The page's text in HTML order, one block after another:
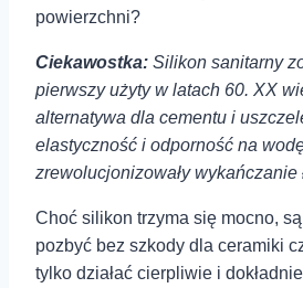
powierzchni?
Ciekawostka: Silikon sanitarny
pierwszy użyty w latach 60. XX
alternatywa dla cementu i
⁣elastyczność i ⁤odporność na⁤
zrewolucjonizowały wykańczanie⁢
Choć⁢ silikon trzyma się mocno,
pozbyć bez ‍szkody dla ceramiki
tylko działać cierpliwie​ i